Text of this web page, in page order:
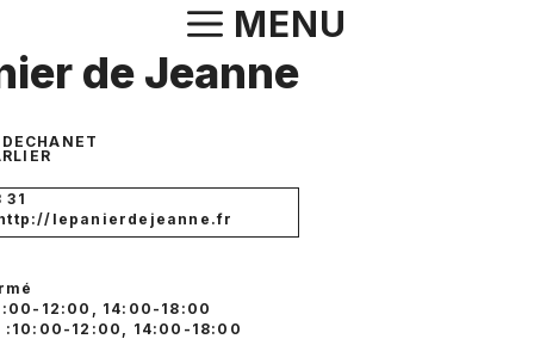
au
contenu
MENU
de Jeanne
31
lepanierdejeanne.fr
12:00, 14:00-18:00
12:00, 14:00-18:00